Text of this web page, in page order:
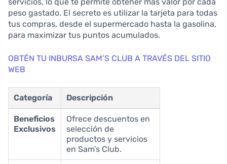
peso gastado. El secreto es utilizar la tarjeta para todas
tus compras, desde el supermercado hasta la gasolina,
para maximizar tus puntos acumulados.
OBTÉN TU INBURSA SAM’S CLUB A TRAVÉS DEL SITIO
WEB
Categoría Descripción
Beneficios
Exclusivos
Ofrece descuentos en
selección de
productos y servicios
en Sam’s Club.